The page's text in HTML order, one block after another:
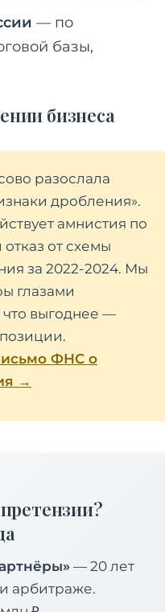
— по
базы,
бизнеса
разослала
дробления».
амнистия по
от схемы
за 2022-2024. Мы
глазами
выгоднее —
ФНС о
→
— 20 лет
арбитраже.